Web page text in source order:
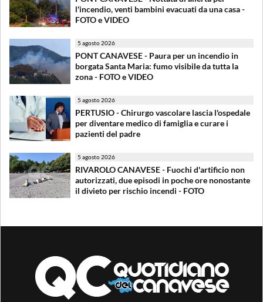
l'incendio, venti bambini evacuati da una casa -
FOTO e VIDEO
5 agosto 2026
PONT CANAVESE - Paura per un incendio in
borgata Santa Maria: fumo visibile da tutta la
zona - FOTO e VIDEO
5 agosto 2026
PERTUSIO - Chirurgo vascolare lascia l'ospedale
per diventare medico di famiglia e curare i
pazienti del padre
5 agosto 2026
RIVAROLO CANAVESE - Fuochi d'artificio non
autorizzati, due episodi in poche ore nonostante
il divieto per rischio incendi - FOTO